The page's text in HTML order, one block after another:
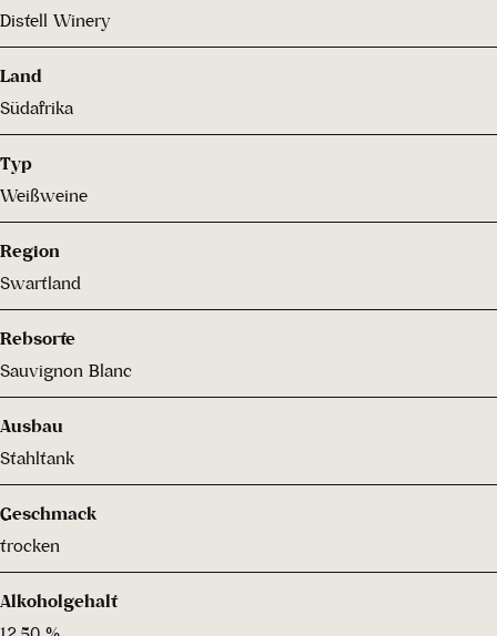
Distell Winery
Land
Südafrika
Typ
Weißweine
Region
Swartland
Rebsorte
Sauvignon Blanc
Ausbau
Stahltank
Geschmack
trocken
Alkoholgehalt